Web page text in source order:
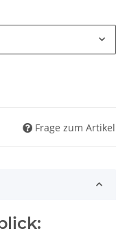
Frage zum Artikel